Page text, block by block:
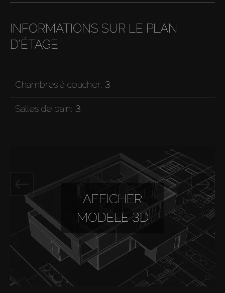
INFORMATIONS SUR LE PLAN
D'ÉTAGE
Chambres à coucher: 3
Salles de bain: 3
AFFICHER
MODÈLE 3D